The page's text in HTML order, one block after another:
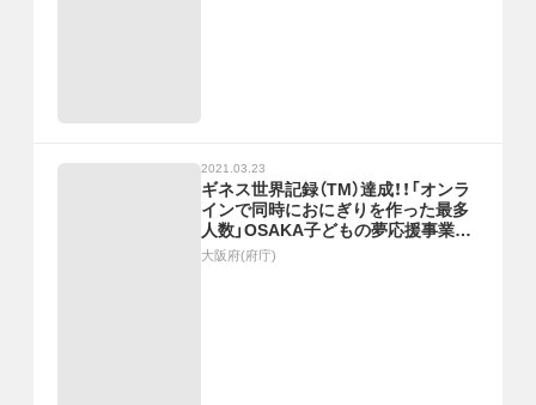
2021.03.23
ギネス世界記録（TM）達成！！「オンラ
インで同時におにぎりを作った最多
人数」OSAKA子どもの夢応援事業〜
第１回RICE FESTIVAL〜
大阪府(府庁)